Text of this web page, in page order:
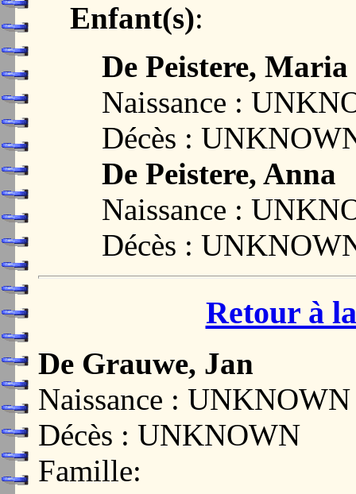
Enfant(s):
De Peistere, Maria
Naissance :
Décès :
De Peistere, Anna
Naissance :
Décès :
Retour à
De Grauwe, Jan
Naissance : UNKNOWN
Décès : UNKNOWN
Famille: